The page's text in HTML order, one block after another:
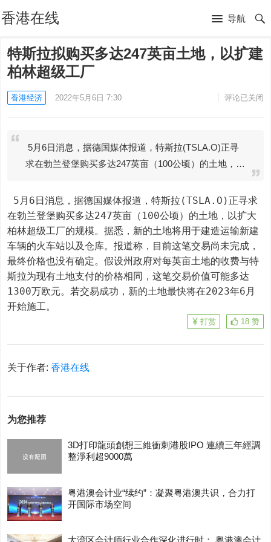
香港在线 导航
特斯拉拟购买多达247英亩土地，以扩建
柏林超级工厂
香港经济 2022年5月6日 7:30 评论已关闭
5月6日消息，据德国媒体报道，特斯拉(TSLA.O)正寻
求在勃兰登堡购买多达247英亩（100公顷）的土地，…
5月6日消息，据德国媒体报道，特斯拉(TSLA.O)正寻求
在勃兰登堡购买多达247英亩（100公顷）的土地，以扩大
柏林超级工厂的规模。据悉，新的土地将用于建造运输新建
车辆的火车站以及仓库。报道称，目前这笔交易尚未完成，
最终价格也没有确定。假设州政府对每英亩土地的收费与特
斯拉为现有土地支付的价格相同，这笔交易价值可能多达
1300万欧元。若交易成功，新的土地最快将在2023年6月
开始施工。
18 赞
打赏
关于作者:香港在线
为您推荐
3D打印龍頭創想三維衝刺港股IPO 連續三年經調
整淨利超9000萬
粤港澳会计业“续约”：凝聚粤港澳共识，合力打
开国际市场空间